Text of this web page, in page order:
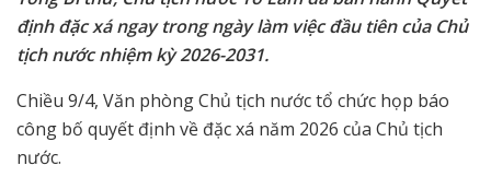
định đặc xá ngay trong ngày làm việc đầu tiên của Chủ
tịch nước nhiệm kỳ 2026-2031.
Chiều 9/4, Văn phòng Chủ tịch nước tổ chức họp báo
công bố quyết định về đặc xá năm 2026 của Chủ tịch
nước.